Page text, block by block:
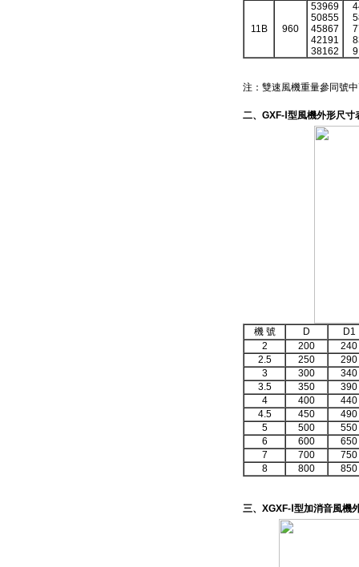
11B 960
53969
50855
45867
42191
38162
注：雙速風機重量參同號
二、 GXF-Ⅰ 型風機外形尺寸
機 號 D
D1
2
200
240
2.5
250
290
3
300
340
3.5
350
390
4
400
440
4.5
450
490
5
500
550
6
600
650
7
700
750
8
800 850
三、 XGXF-Ⅰ 型加消音風機